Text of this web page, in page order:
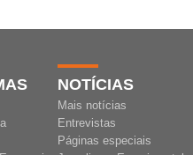
NOTÍCIAS
Mais notícias
Entrevistas
Páginas especiais